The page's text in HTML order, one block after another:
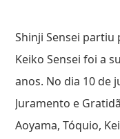
Shinji Sensei
Keiko Sensei foi a
anos. No dia 10 de
Juramento e
Aoyama, Tóquio,